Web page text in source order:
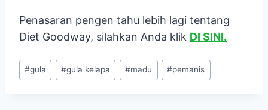
Penasaran pengen tahu lebih lagi tentang
Diet Goodway, silahkan Anda klik DI SINI.
Post
Tags:
#gula #gula kelapa #madu #pemanis